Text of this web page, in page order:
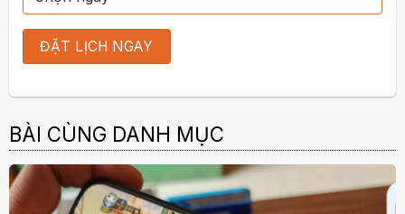
BÀI CÙNG DANH MỤC